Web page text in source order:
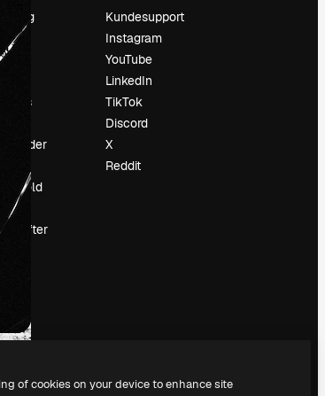
indhold
du efter
Kundesupport
Instagram
YouTube
LinkedIn
TikTok
Discord
X
Reddit
of cookies on your device to enhance site